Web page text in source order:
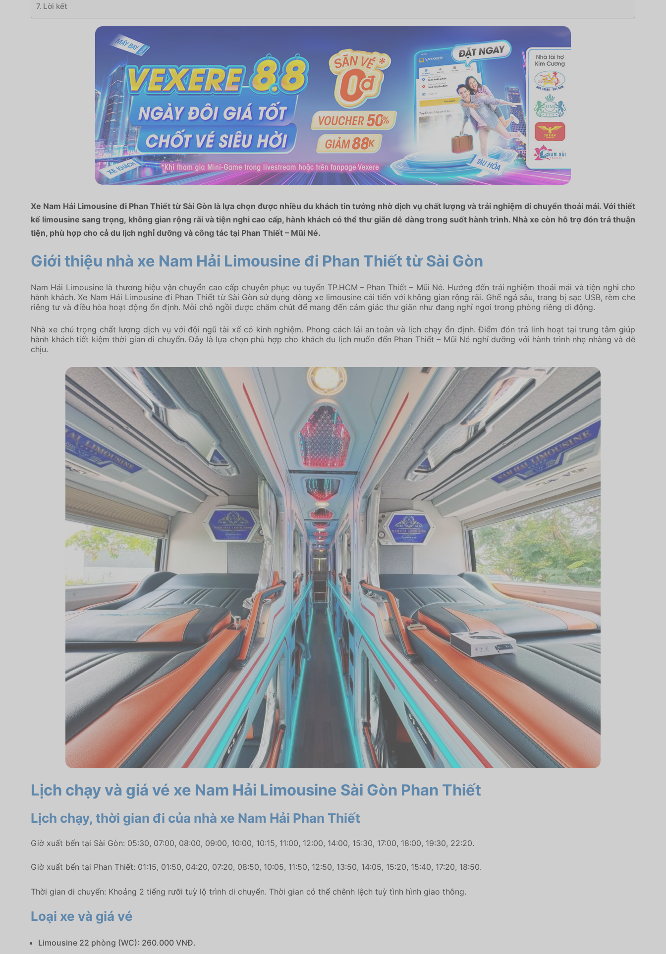
Lời kết
Xe Nam Hải Limousine đi Phan Thiết từ Sài Gòn là lựa chọn được nhiều du khách tin tưởng nhờ dịch vụ chất lượng và trải nghiệm di chuyển thoải mái. Với thiết
kế limousine sang trọng, không gian rộng rãi và tiện nghi cao cấp, hành khách có thể thư giãn dễ dàng trong suốt hành trình. Nhà xe còn hỗ trợ đón trả thuận
tiện, phù hợp cho cả du lịch nghỉ dưỡng và công tác tại Phan Thiết – Mũi Né.
Giới thiệu nhà xe Nam Hải Limousine đi Phan Thiết từ Sài Gòn
Nam Hải Limousine là thương hiệu vận chuyển cao cấp chuyên phục vụ tuyến TP.HCM – Phan Thiết – Mũi Né. Hướng đến trải nghiệm thoải mái và tiện nghi cho
hành khách. Xe Nam Hải Limousine đi Phan Thiết từ Sài Gòn sử dụng dòng xe limousine cải tiến với không gian rộng rãi. Ghế ngả sâu, trang bị sạc USB, rèm che
riêng tư và điều hòa hoạt động ổn định. Mỗi chỗ ngồi được chăm chút để mang đến cảm giác thư giãn như đang nghỉ ngơi trong phòng riêng di động.
Nhà xe chú trọng chất lượng dịch vụ với đội ngũ tài xế có kinh nghiệm. Phong cách lái an toàn và lịch chạy ổn định. Điểm đón trả linh hoạt tại trung tâm giúp
hành khách tiết kiệm thời gian di chuyển. Đây là lựa chọn phù hợp cho khách du lịch muốn đến Phan Thiết – Mũi Né nghỉ dưỡng với hành trình nhẹ nhàng và dễ
chịu.
Lịch chạy và giá vé xe Nam Hải Limousine Sài Gòn Phan Thiết
Lịch chạy, thời gian đi của nhà xe Nam Hải Phan Thiết
Giờ xuất bến tại Sài Gòn: 05:30, 07:00, 08:00, 09:00, 10:00, 10:15, 11:00, 12:00, 14:00, 15:30, 17:00, 18:00, 19:30, 22:20.
Giờ xuất bến tại Phan Thiết: 01:15, 01:50, 04:20, 07:20, 08:50, 10:05, 11:50, 12:50, 13:50, 14:05, 15:20, 15:40, 17:20, 18:50.
Thời gian di chuyển: Khoảng 2 tiếng rưỡi tuỳ lộ trình di chuyển. Thời gian có thể chênh lệch tuỳ tình hình giao thông.
Loại xe và giá vé
Limousine 22 phòng (WC): 260.000 VNĐ.